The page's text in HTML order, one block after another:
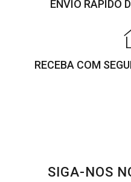
ENVIO RÁPIDO
RECEBA COM
SIGA-NOS